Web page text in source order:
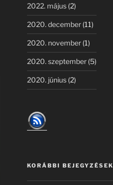
2022. május(2)
2020. december(11)
2020. november(1)
2020. szeptember(5)
2020. június(2)
KORÁBBI BEJEGYZÉSEK